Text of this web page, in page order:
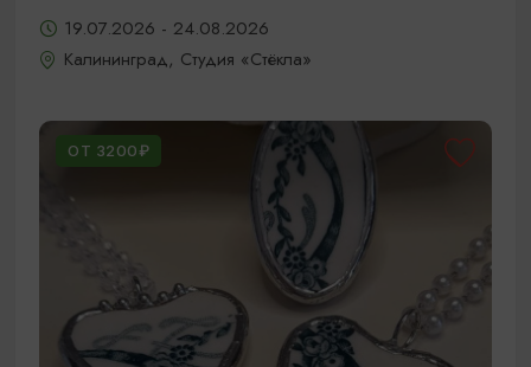
19.07.2026 - 24.08.2026
Калининград, Студия «Стёкла»
ОТ 3200₽